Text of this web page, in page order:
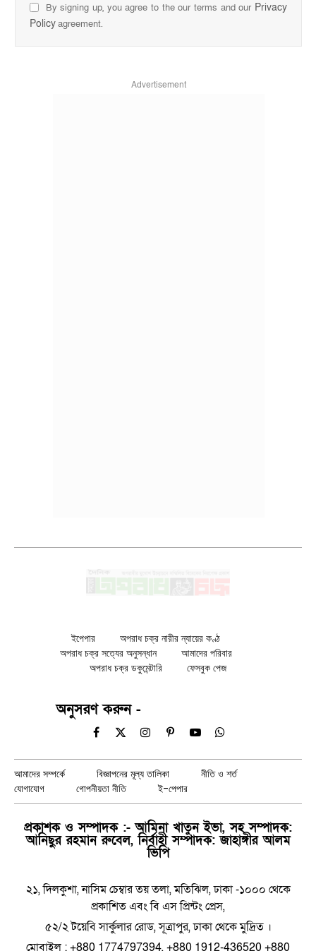
By signing up, you agree to the our terms and our Privacy
Policyagreement.
Advertisement
ইপেপার
অপরাধ চক্র নারীর ন্যায়ের কণ্ঠ
অপরাধ চক্র সত্যের অনুসন্ধান
আমাদের পরিবার
অপরাধ চক্র ডকুমেন্টারি
ফেসবুক পেজ
অনুসরণ করুন -
Facebook
X
InstagramPinterestYouTubeWhatsApp
আমাদের সম্পর্কে বিজ্ঞাপনের মূল্য তালিকা
নীতি ও শর্ত
যোগাযোগ
গোপনীয়তা নীতি ই-পেপার
প্রকাশক ও সম্পাদক :- আমিনা খাতুন ইভা, সহ সম্পাদক:
আনিছুর রহমান রুবেল, নির্বাহী সম্পাদক: জাহাঙ্গীর আলম
ভিপি
২১, দিলকুশা, নাসিম চেম্বার তয় তলা, মতিঝিল, ঢাকা -১০০০ থেকে
প্রকাশিত এবং বি এস প্রিন্টং প্রেস,
৫২/২ টয়েবি সার্কুলার রোড, সূত্রাপুর, ঢাকা থেকে মুদ্রিত ।
মোবাইল : +880 1774797394, +880 1912-436520 +880